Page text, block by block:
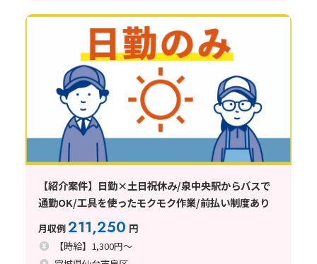
【紹介案件】日勤×土日祝休み/泉中央駅からバスで
通勤OK/工具を使ったモクモク作業/前払い制度あり
月収例211,250 円
【時給】1,300円～